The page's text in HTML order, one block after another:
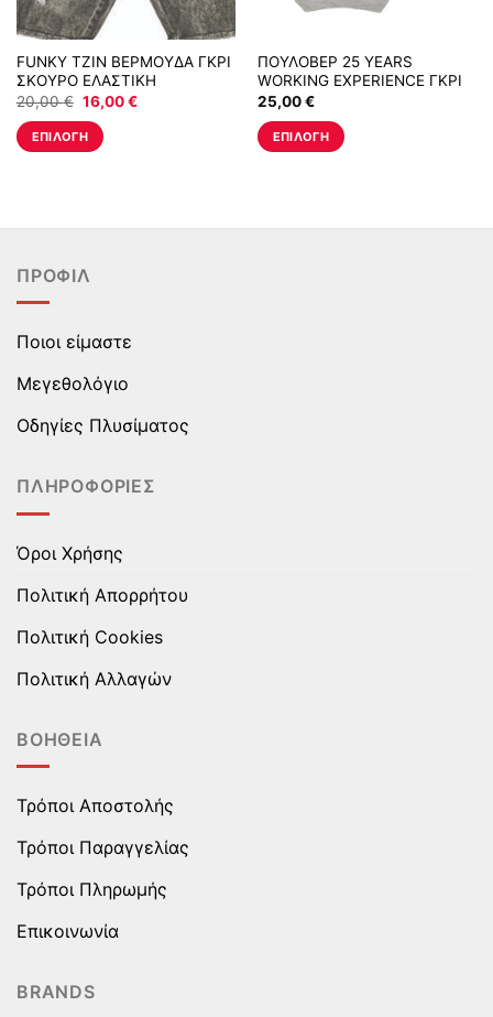
FUNKY ΤΖΙΝ ΒΕΡΜΟΥΔΑ ΓΚΡΙ
ΣΚΟΥΡΟ ΕΛΑΣΤΙΚΗ
20,00€ Original
price
was:
20,00 €.
16,00€Η
ΕΠΙΛΟΓΉ
έχει
παραλλαγές.
Οι
μπορούν
επιλεγούν
στη
σελίδα
προϊόντος
ΠΟΥΛΟΒΕΡ 25 YEARS
WORKING EXPERIENCE ΓΚΡΙ
ΜΕΛΑΝΖΕ
25,00€
ΕΠΙΛΟΓΉ
έχει
ΠΡΟΦΊΛ
Ποιοι είμαστε
Μεγεθολόγιο
Οδηγίες Πλυσίματος
ΠΛΗΡΟΦΟΡΊΕΣ
Όροι Χρήσης
Πολιτική Απορρήτου
Πολιτική Cookies
Πολιτική Αλλαγών
ΒΟΉΘΕΙΑ
Τρόποι Αποστολής
Τρόποι Παραγγελίας
Τρόποι Πληρωμής
Επικοινωνία
BRANDS